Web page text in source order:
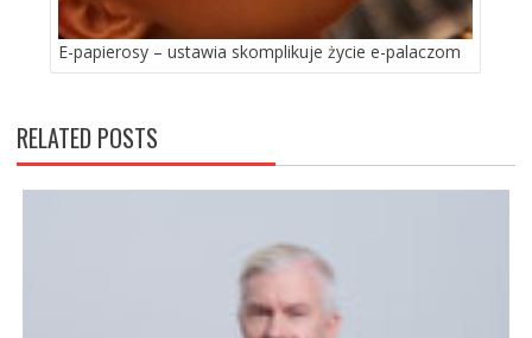
E-papierosy – ustawia skomplikuje życie e-palaczom
RELATED POSTS